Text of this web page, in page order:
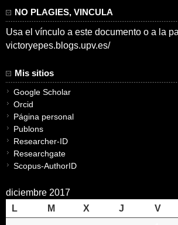
NO PLAGIES, VINCULA
Usa el vínculo a este documento o a la
victoryepes.blogs.upv.es/
Mis sitios
Google Scholar
Orcid
Página personal
Publons
Researcher-ID
Researchgate
Scopus-AuthorID
diciembre 2017
L
M X J V